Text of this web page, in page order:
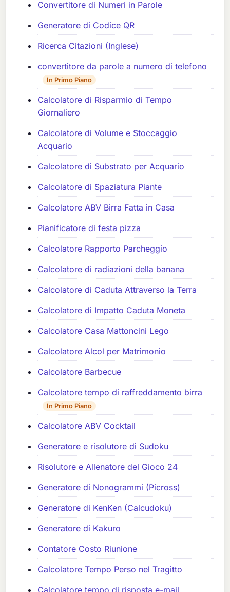
Convertitore di Numeri in Parole
Generatore di Codice QR
Ricerca Citazioni (Inglese)
convertitore da parole a numero di telefono
In Primo Piano
Calcolatore di Risparmio di Tempo
Giornaliero
Calcolatore di Volume e Stoccaggio
Acquario
Calcolatore di Substrato per Acquario
Calcolatore di Spaziatura Piante
Calcolatore ABV Birra Fatta in Casa
Pianificatore di festa pizza
Calcolatore Rapporto Parcheggio
Calcolatore di radiazioni della banana
Calcolatore di Caduta Attraverso la Terra
Calcolatore di Impatto Caduta Moneta
Calcolatore Casa Mattoncini Lego
Calcolatore Alcol per Matrimonio
Calcolatore Barbecue
Calcolatore tempo di raffreddamento birra
In Primo Piano
Calcolatore ABV Cocktail
Generatore e risolutore di Sudoku
Risolutore e Allenatore del Gioco 24
Generatore di Nonogrammi (Picross)
Generatore di KenKen (Calcudoku)
Generatore di Kakuro
Contatore Costo Riunione
Calcolatore Tempo Perso nel Tragitto